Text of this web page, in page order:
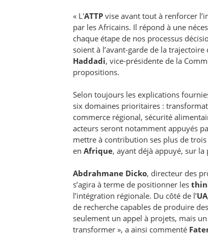
« L'ATTP vise avant tout à renforcer
par les Africains. Il répond à une
chaque étape de nos processus
soient à l’avant-garde de la
Haddadi, vice-présidente de la
propositions.
Selon toujours les explications
six domaines prioritaires :
commerce régional, sécurité
acteurs seront notamment appuyés
mettre à contribution ses plus de
en Afrique, ayant déjà appuyé, sur la
Abdrahmane Dicko, directeur des
s’agira à terme de positionner les
l’intégration régionale. Du côté de l’UA
de recherche capables de produire
seulement un appel à projets, mais
transformer », a ainsi commenté